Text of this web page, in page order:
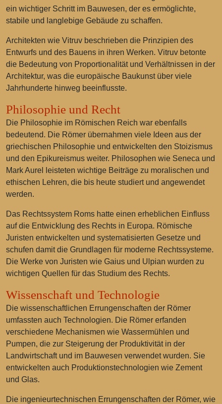
ein wichtiger Schritt im Bauwesen, der es ermöglichte,
stabile und langlebige Gebäude zu schaffen.
Architekten wie Vitruv beschrieben die Prinzipien des
Entwurfs und des Bauens in ihren Werken. Vitruv betonte
die Bedeutung von Proportionalität und Verhältnissen in der
Architektur, was die europäische Baukunst über viele
Jahrhunderte hinweg beeinflusste.
Philosophie und Recht
Die Philosophie im Römischen Reich war ebenfalls
bedeutend. Die Römer übernahmen viele Ideen aus der
griechischen Philosophie und entwickelten den Stoizismus
und den Epikureismus weiter. Philosophen wie Seneca und
Mark Aurel leisteten wichtige Beiträge zu moralischen und
ethischen Lehren, die bis heute studiert und angewendet
werden.
Das Rechtssystem Roms hatte einen erheblichen Einfluss
auf die Entwicklung des Rechts in Europa. Römische
Juristen entwickelten und systematisierten Gesetze und
schufen damit die Grundlagen für moderne Rechtssysteme.
Die Werke von Juristen wie Gaius und Ulpian wurden zu
wichtigen Quellen für das Studium des Rechts.
Wissenschaft und Technologie
Die wissenschaftlichen Errungenschaften der Römer
umfassten auch Technologien. Die Römer erfanden
verschiedene Mechanismen wie Wassermühlen und
Pumpen, die zur Steigerung der Produktivität in der
Landwirtschaft und im Bauwesen verwendet wurden. Sie
entwickelten auch Produktionstechnologien wie Zement
und Glas.
Die ingenieurtechnischen Errungenschaften der Römer, wie